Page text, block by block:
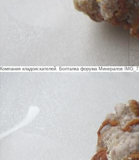
Компания кладоискателей. Болталка форума Минералов